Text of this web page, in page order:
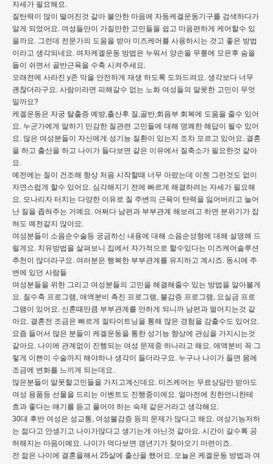
자세가 필요해요.
질탄력이 많이 떨어진것 같아 불안한 마음에 자동케겔운동기구를 검색하다가
알게 되었어요. 여성들만이 가질만한 고민들을 쉽고 마음편하게 케어할수 있
을까요. 그런데 전문가의 도움을 받아 미즈케어를 사용하시는 것고 좋은 방법
이라고 생각되네요. 여자케겔운동 방법은 누워서 양손을 무릎에 모은후 숨을
들이 쉬면서 골반근육을 수축 시켜주세요.
오래전에 사라진 y존 막을 안전하게 재생 하도록 도와드려요. 생각보다 너무
괜찮더라구요. 사람이라면 피해갈수 없는 노화 여성들의 말못한 고민이 무엇
일까요?
케겔운동은 자궁 탈출증 예방,출산후 질,골반,회음부 회복에 도움을 줄수 있어
요. 누군가에게 말하기 민감한 질관련 고민들에 대해 명쾌한 해답이 될수 있어
요. 많은 여성분들이 자신에게 성기능 질환이 있는지 조차 모르고 있어요. 결혼
을 하고 출산을 하고 나이가 들다보면 같은 이유에서 질축소가 필요한것 같아
요.
예전에는 질이 건조해 항상 처음 시작할때 너무 아팠는데 이젠 그런것도 없이
자연스럽게 할수 있어요. 심각해지기 전에 빠르게 해결하려는 자세가 필요해
요. 모나리자 터치는 다양한 이유로 질 주변의 근육이 탄력을 잃어버리고 늘어
난 질을 좁혀주는 거예요. 어쩌다 남편과 부부관계 해보려고 하면 분위기가 잡
혀도 예전같지 않아요.
여성분들이 소음순수술등 궁금하신 내용에 대해 소음순성형에 대해 설명해 드
릴게요. 치유방법을 살펴보니 집에서 자가적으로 할수있다는 미즈케어솔루션
추천이 많더라구요. 여러분은 행복한 부부관계를 유지하고 계시죠. 동시에 주
변에 있던 사람들
여성분들을 위한 그리고 여성분들의 고민을 해결해줄수 있는 방법을 알아볼게
요. 질수축 프로그램, 애액분비 촉진 프로그램, 불감증 프로그램, 요실금 프로
그램이 있어요. 신혼때만큼 부부관계를 안하게 되니까 남편과 멀어지는것 같
아요. 결혼전 조금은 빠르게 질타이트닝을 통해 많은 경험을 감출수도 있어요.
요즘 들어서 많은 분들이 케겔운동을 통한 성기능 향상에 관심을 가지시는것
같아요. 나이에 관계없이 진행되는 여성 문제중 하나라고 해요. 애액분비 꼭 그
렇게 이쁜이 수술까지 해야하나 생각이 들더라구요. 누구나 나이가 들면 몸에
조금에 변화를 느끼게 되는데요.
많은분들이 말못할고민들을 가지고계신데요. 미즈케어는 무료상담만 받아도
여성 용품등 선물을 드리는 이벤트도 진행중이에요. 얼마전에 친한언니한테
효과 좋다는 얘기를 듣고 풀어야 하는 숙제 같은거라고 생각해요.
30대 후반 여성은 성교통, 여성불감증 등의 문제가 많다고 해요. 여성기능저하
는 젊다고 안생기고 나이가많다고 생기는게 아닌것 같아요. 시간이 갈수록 공
허해지는 마음이예요. 나이가 먹다보면 갱년기가 찾아오기 마련이죠.
전 젊은 나이에 결혼을해서 25살에 출산을 했어요. 오늘은 케겔운동 방법과 여